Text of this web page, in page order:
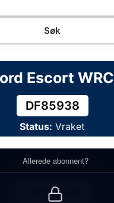
Escort WRC
DF85938
Status: Vraket
Allerede abonnent?
Ford Escort WRC
DF85938